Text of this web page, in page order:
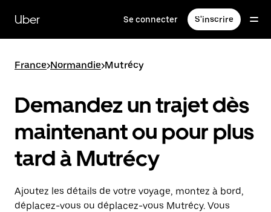
contenu
principal
Uber Se connecter S'inscrire
France>Normandie>Mutrécy
Demandez un trajet dès
maintenant ou pour plus
tard à Mutrécy
Ajoutez les détails de votre voyage, montez à bord,
déplacez-vous ou déplacez-vous Mutrécy. Vous